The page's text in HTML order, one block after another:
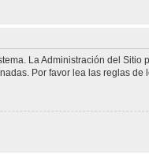
La Administración del
Por favor lea las reglas de